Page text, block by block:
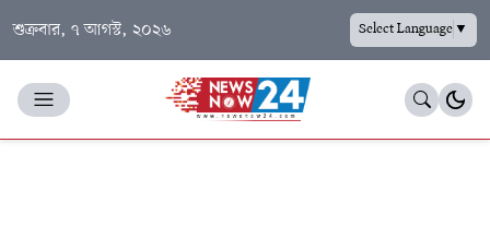
শুক্রবার, ৭ আগস্ট, ২০২৬ Select Language▼